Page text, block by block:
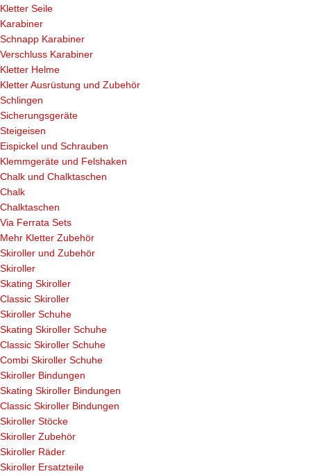
Kletter Seile
Karabiner
Schnapp Karabiner
Verschluss Karabiner
Kletter Helme
Kletter Ausrüstung und Zubehör
Schlingen
Sicherungsgeräte
Steigeisen
Eispickel und Schrauben
Klemmgeräte und Felshaken
Chalk und Chalktaschen
Chalk
Chalktaschen
Via Ferrata Sets
Mehr Kletter Zubehör
Skiroller und Zubehör
Skiroller
Skating Skiroller
Classic Skiroller
Skiroller Schuhe
Skating Skiroller Schuhe
Classic Skiroller Schuhe
Combi Skiroller Schuhe
Skiroller Bindungen
Skating Skiroller Bindungen
Classic Skiroller Bindungen
Skiroller Stöcke
Skiroller Zubehör
Skiroller Räder
Skiroller Ersatzteile